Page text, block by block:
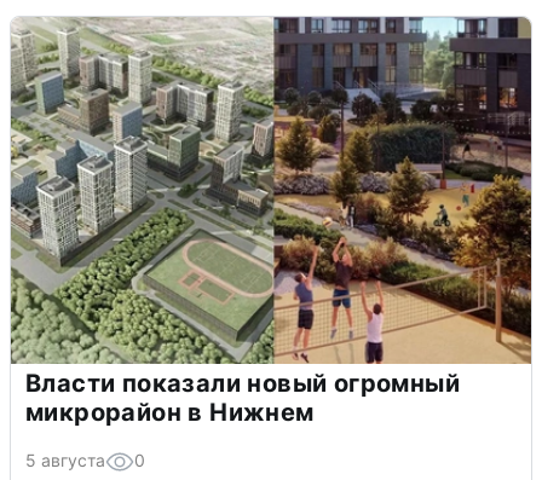
Власти показали новый огромный
микрорайон в Нижнем
5 августа 0